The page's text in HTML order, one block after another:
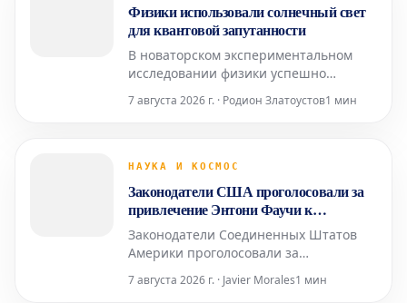
Физики использовали солнечный свет
для квантовой запутанности
В новаторском экспериментальном
исследовании физики успешно
солнечное излучение для генерации
на пути к разработке устойчивых
основе возобновляемых источников эн
7 августа 2026 г. · Родион Златоустов1 мин
НАУКА И КОСМОС
Законодатели США проголосовали за
привлечение Энтони Фаучи к
ответственности за неуважение к
Конгрессу
Законодатели Соединенных Штатов
Америки проголосовали за
привлечение доктора Энтони Фаучи,
бывшего главного медицинского
7 августа 2026 г. · Javier Morales1 мин